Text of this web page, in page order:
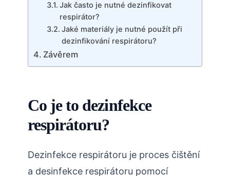
Jak často je nutné dezinfikovat
respirátor?
Jaké materiály je nutné použít při
dezinfikování respirátoru?
Závěrem
Co je to dezinfekce
respirátoru?
Dezinfekce respirátoru je proces čištění
a desinfekce respirátoru pomocí